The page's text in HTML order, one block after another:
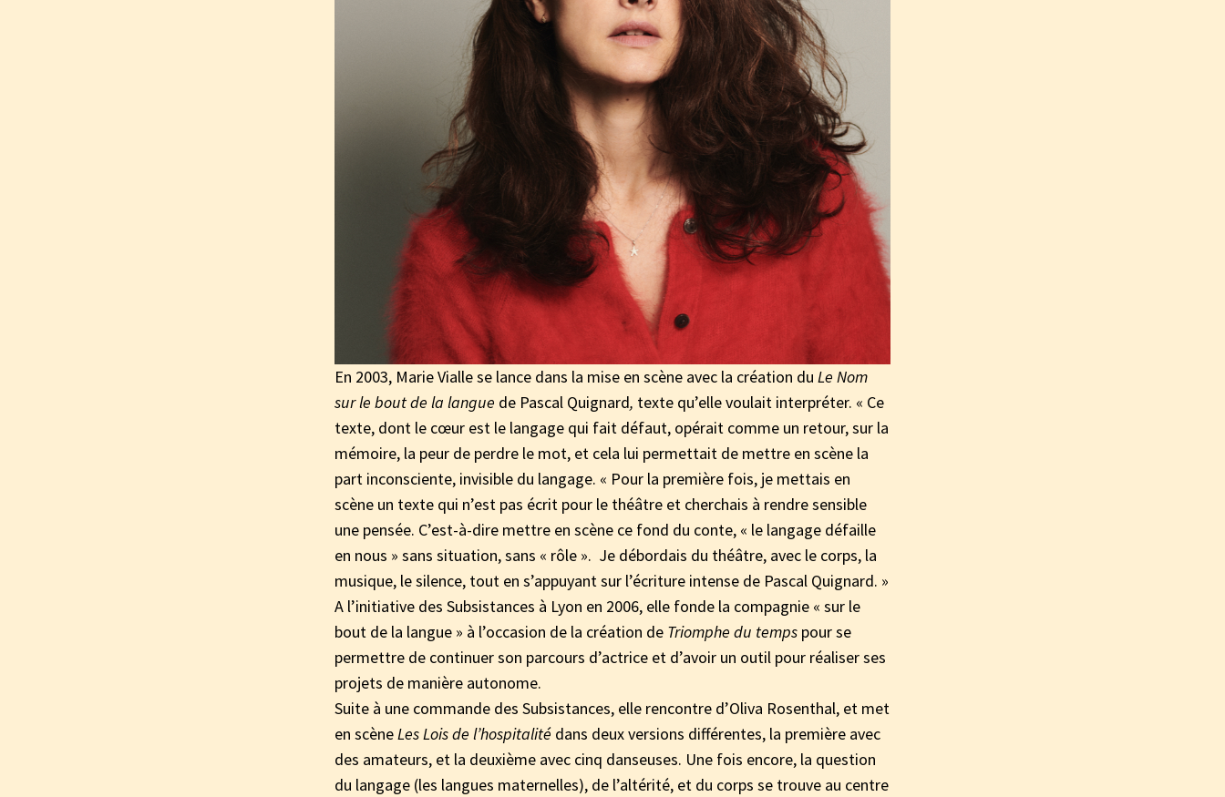
En 2003, Marie Vialle se lance dans la mise en scène avec la création du Le Nom
sur le bout de la langue de Pascal Quignard, texte qu’elle voulait interpréter. « Ce
texte, dont le cœur est le langage qui fait défaut, opérait comme un retour, sur la
mémoire, la peur de perdre le mot, et cela lui permettait de mettre en scène la
part inconsciente, invisible du langage. « Pour la première fois, je mettais en
scène un texte qui n’est pas écrit pour le théâtre et cherchais à rendre sensible
une pensée. C’est-à-dire mettre en scène ce fond du conte, « le langage défaille
en nous » sans situation, sans « rôle ». Je débordais du théâtre, avec le corps, la
musique, le silence, tout en s’appuyant sur l’écriture intense de Pascal Quignard. »
A l’initiative des Subsistances à Lyon en 2006, elle fonde la compagnie « sur le
bout de la langue » à l’occasion de la création de Triomphe du temps pour se
permettre de continuer son parcours d’actrice et d’avoir un outil pour réaliser ses
projets de manière autonome.
Suite à une commande des Subsistances, elle rencontre d’Oliva Rosenthal, et met
en scèneLes Lois de l’hospitalité dans deux versions différentes, la première avec
des amateurs, et la deuxième avec cinq danseuses. Une fois encore, la question
du langage (les langues maternelles), de l’altérité, et du corps se trouve au centre